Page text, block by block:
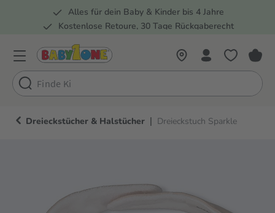
Zur Hauptnavigation springen
Alles für dein Baby & Kinder bis 4 Jahre
Kostenlose Retoure, 30 Tage Rückgaberecht
Dreieckstücher & Halstücher | Dreieckstuch Sparkle